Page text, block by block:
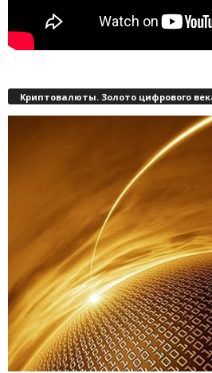
Криптовалюты. Золото цифрового